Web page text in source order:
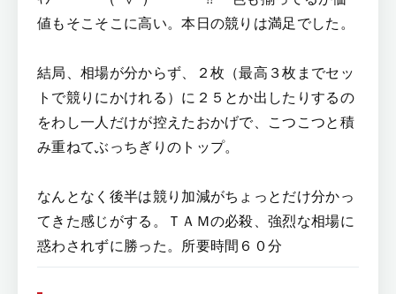
値もそこそこに高い。本日の競りは満足でした。
結局、相場が分からず、２枚（最高３枚までセッ
トで競りにかけれる）に２５とか出したりするの
をわし一人だけが控えたおかげで、こつこつと積
み重ねてぶっちぎりのトップ。
なんとなく後半は競り加減がちょっとだけ分かっ
てきた感じがする。ＴＡＭの必殺、強烈な相場に
惑わされずに勝った。所要時間６０分